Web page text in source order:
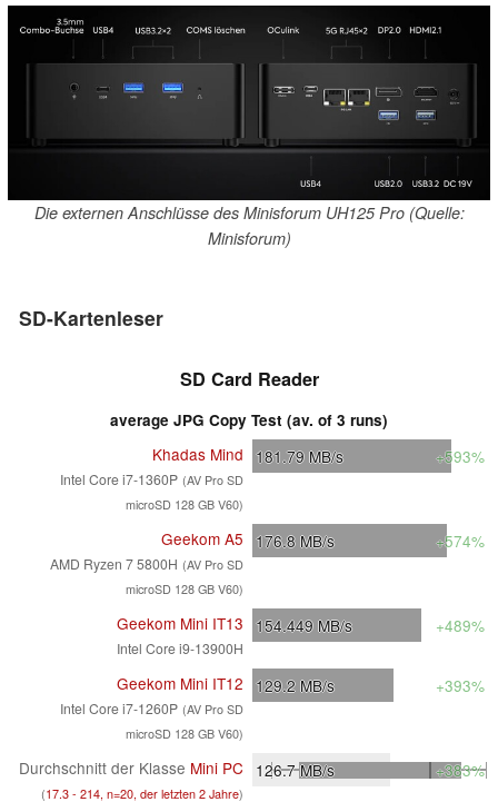
Die externen Anschlüsse des Minisforum UH125 Pro (Quelle:
Minisforum)
SD-Kartenleser
SD Card Reader
average JPG Copy Test (av. of 3 runs)
Khadas Mind
Intel Core i7-1360P (AV Pro SD
microSD 128 GB V60)
181.79 MB/s +593%
Geekom A5
AMD Ryzen 7 5800H (AV Pro SD
microSD 128 GB V60)
176.8 MB/s +574%
Geekom Mini IT13
Intel Core i9-13900H
154.449 MB/s +489%
Geekom Mini IT12
Intel Core i7-1260P (AV Pro SD
microSD 128 GB V60)
129.2 MB/s +393%
Durchschnitt der Klasse Mini PC
(17.3 - 214, n=20, der letzten 2 Jahre)
126.7MB/s +383%